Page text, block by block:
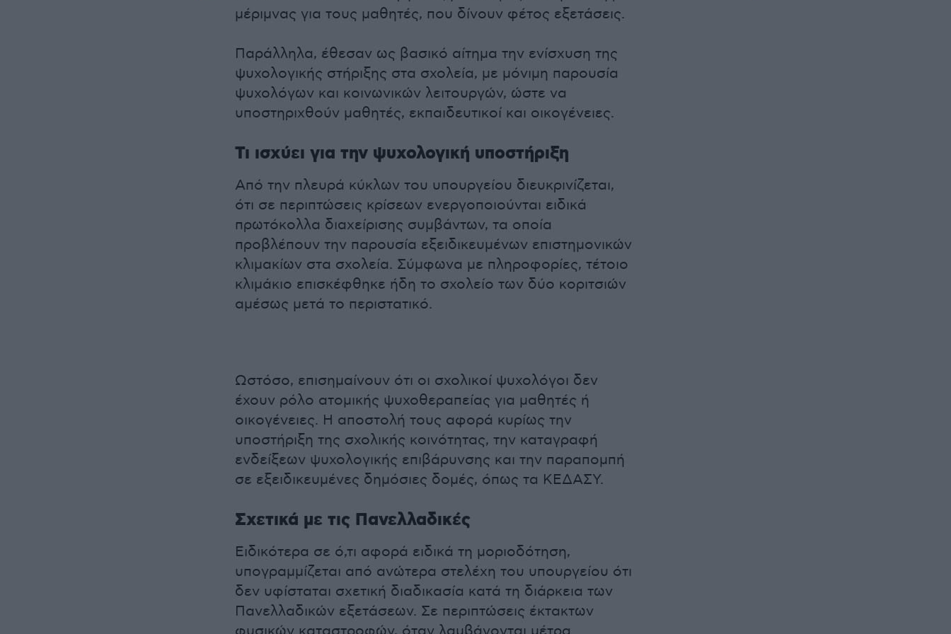
μέριμνας για τους μαθητές, που δίνουν φέτος εξετάσεις.
Παράλληλα, έθεσαν ως βασικό αίτημα την ενίσχυση της
ψυχολογικής στήριξης στα σχολεία, με μόνιμη παρουσία
ψυχολόγων και κοινωνικών λειτουργών, ώστε να
υποστηριχθούν μαθητές, εκπαιδευτικοί και οικογένειες.
Τι ισχύει για την ψυχολογική υποστήριξη
Από την πλευρά κύκλων του υπουργείου διευκρινίζεται,
ότι σε περιπτώσεις κρίσεων ενεργοποιούνται ειδικά
πρωτόκολλα διαχείρισης συμβάντων, τα οποία
προβλέπουν την παρουσία εξειδικευμένων επιστημονικών
κλιμακίων στα σχολεία. Σύμφωνα με πληροφορίες, τέτοιο
κλιμάκιο επισκέφθηκε ήδη το σχολείο των δύο κοριτσιών
αμέσως μετά το περιστατικό.
Ωστόσο, επισημαίνουν ότι οι σχολικοί ψυχολόγοι δεν
έχουν ρόλο ατομικής ψυχοθεραπείας για μαθητές ή
οικογένειες. Η αποστολή τους αφορά κυρίως την
υποστήριξη της σχολικής κοινότητας, την καταγραφή
ενδείξεων ψυχολογικής επιβάρυνσης και την παραπομπή
σε εξειδικευμένες δημόσιες δομές, όπως τα ΚΕΔΑΣΥ.
Σχετικά με τις Πανελλαδικές
Ειδικότερα σε ό,τι αφορά ειδικά τη μοριοδότηση,
υπογραμμίζεται από ανώτερα στελέχη του υπουργείου ότι
δεν υφίσταται σχετική διαδικασία κατά τη διάρκεια των
Πανελλαδικών εξετάσεων. Σε περιπτώσεις έκτακτων